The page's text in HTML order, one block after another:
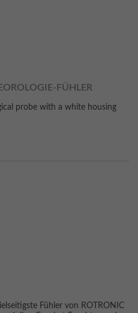
FÜHLER
probe with a white housing
Fühler von ROTRONIC